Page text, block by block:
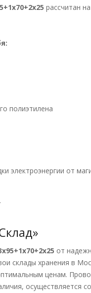
рассчитан
полиэтилена
электроэнергии от
от
склады хранения в
ценам.
осуществляется